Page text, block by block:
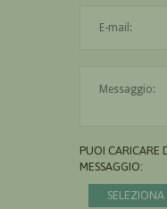
PUOI CARICARE
MESSAGGIO: